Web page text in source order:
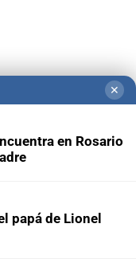
✕
en Rosario
papá de Lionel